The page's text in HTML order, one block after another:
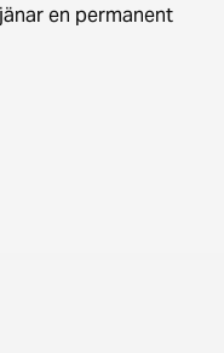
en permanent